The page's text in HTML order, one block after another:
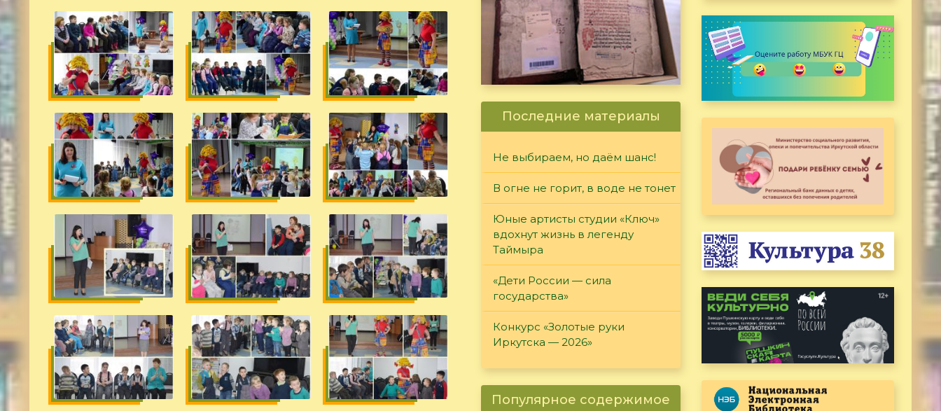
Последние материалы
Не выбираем, но даём шанс!
В огне не горит, в воде не тонет
Юные артисты студии «Ключ»
вдохнут жизнь в легенду
Таймыра
«Дети России — сила
государства»
Конкурс «Золотые руки
Иркутска — 2026»
Популярное содержимое